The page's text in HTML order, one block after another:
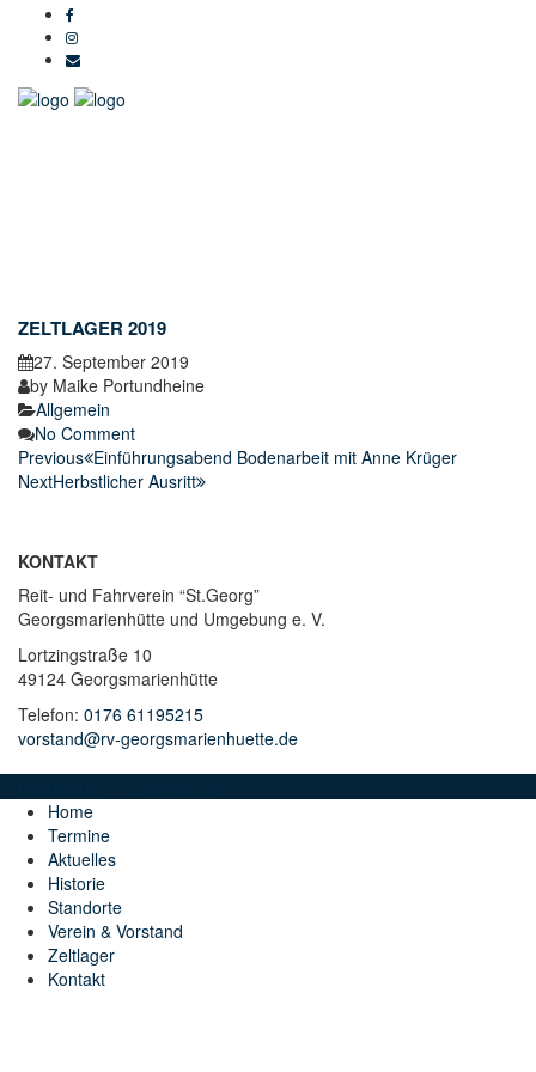
ZELTLAGER 2019
27. September 2019
by Maike Portundheine
Allgemein
No Comment
Previous Einführungsabend Bodenarbeit mit Anne Krüger
NextHerbstlicher Ausritt
KONTAKT
Reit- und Fahrverein “St.Georg”
Georgsmarienhütte und Umgebung e. V.
Lortzingstraße 10
49124 Georgsmarienhütte
Telefon: 0176 61195215
vorstand@rv-georgsmarienhuette.de
Home
Termine
Aktuelles
Historie
Standorte
Verein & Vorstand
Zeltlager
Kontakt